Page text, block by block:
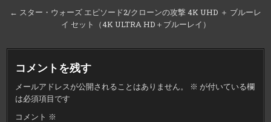
ナ
ゲ
ー
シ
ョ
← スター・ウォーズ エピソード2/クローンの攻撃 4K UHD ＋ ブルーレ
イ セット（4K ULTRA HD＋ブルーレイ）
コメントを残す
メールアドレスが公開されることはありません。 ※ が付いている欄
は必須項目です
コメント ※